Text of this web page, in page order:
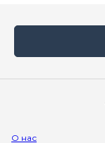
О нас